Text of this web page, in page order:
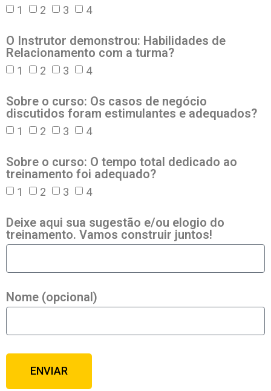
1 2 3 4
O Instrutor demonstrou: Habilidades de
Relacionamento com a turma?
1 2 3 4
Sobre o curso: Os casos de negócio
discutidos foram estimulantes e adequados?
1 2 3 4
Sobre o curso: O tempo total dedicado ao
treinamento foi adequado?
1 2 3 4
Deixe aqui sua sugestão e/ou elogio do
treinamento. Vamos construir juntos!
Nome (opcional)
ENVIAR